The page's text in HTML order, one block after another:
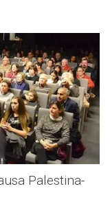
Palestina-